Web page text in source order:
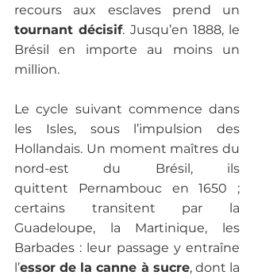
tournant décisif. Jusqu’en 1888, le
Brésil en importe au moins un
million.
Le cycle suivant commence dans
les Isles, sous l’impulsion des
Hollandais. Un moment maîtres du
nord-est du Brésil, ils
quittent Pernambouc en 1650 ;
certains transitent par la
Guadeloupe, la Martinique, les
Barbades : leur passage y entraîne
l’essor de la canne à sucre, dont la